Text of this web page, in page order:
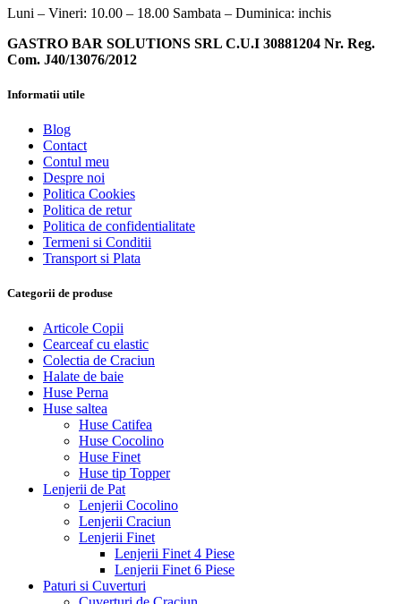
Luni – Vineri: 10.00 – 18.00 Sambata – Duminica: inchis
GASTRO BAR SOLUTIONS SRL C.U.I 30881204 Nr. Reg.
Com. J40/13076/2012
Informatii utile
Blog
Contact
Contul meu
Despre noi
Politica Cookies
Politica de retur
Politica de confidentialitate
Termeni si Conditii
Transport si Plata
Categorii de produse
Articole Copii
Cearceaf cu elastic
Colectia de Craciun
Halate de baie
Huse Perna
Huse saltea
Huse Catifea
Huse Cocolino
Huse Finet
Huse tip Topper
Lenjerii de Pat
Lenjerii Cocolino
Lenjerii Craciun
Lenjerii Finet
Lenjerii Finet 4 Piese
Lenjerii Finet 6 Piese
Paturi si Cuverturi